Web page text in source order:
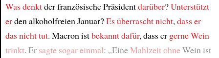
Was denktder französische Präsidentdarüber?Unterstützt
erden alkoholfreien Januar?Es überrascht nicht,dass er
das nicht tut. Macron istbekannt dafür, dass er gerne Wein
trinkt. Er sagte sogar einmal: „EineMahlzeitohneWein ist